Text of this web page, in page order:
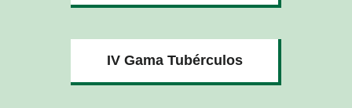
IV Gama Tubérculos